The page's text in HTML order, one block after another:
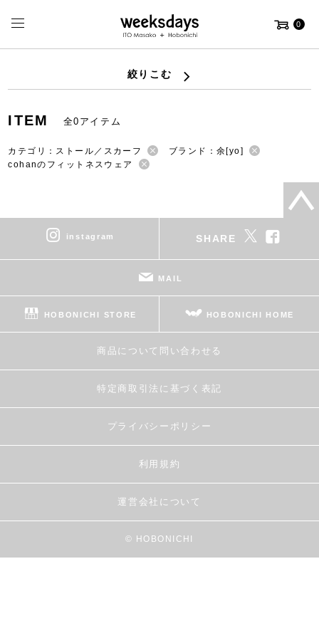
0
絞りこむ
ITEM 全0アイテム
カテゴリ：ストール／スカーフ
ブランド：余[yo]
cohanのフィットネスウェア
instagram SHARE
MAIL
HOBONICHI STORE HOBONICHI HOME
商品について問い合わせる
特定商取引法に基づく表記
プライバシーポリシー
利用規約
運営会社について
© HOBONICHI